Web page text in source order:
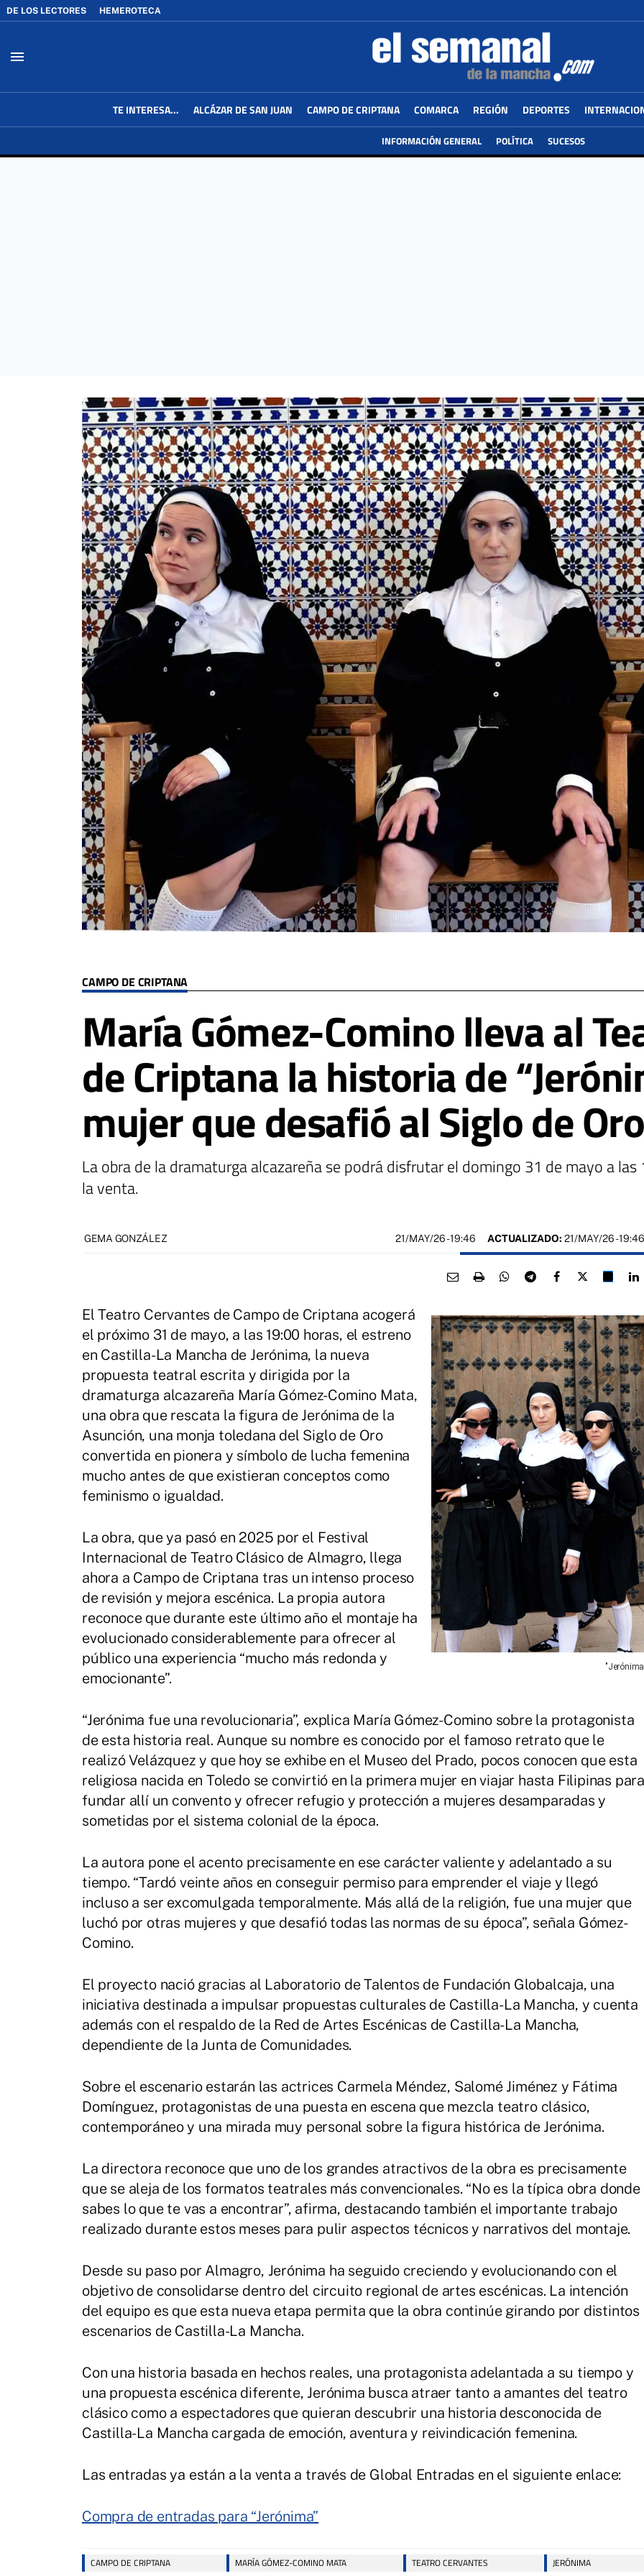
DE LOS LECTORES HEMEROTECA
menu
TE INTERESA... ALCÁZAR DE SAN JUAN CAMPO DE CRIPTANA COMARCA REGIÓN DEPORTES
INFORMACIÓN GENERAL POLÍTICA SUCESOS
CAMPO DE CRIPTANA
María Gómez-Comino lleva al
de Criptana la historia de
mujer que desafió al Siglo de Oro
La obra de la dramaturga alcazareña se podrá disfrutar el domingo 31 de mayo a
la venta.
GEMA GONZÁLEZ 21/MAY/26- 19:46 ACTUALIZADO: 21/MAY/26 - 19:46
El Teatro Cervantes de Campo de Criptana acogerá
el próximo 31 de mayo, a las 19:00 horas, el estreno
en Castilla-La Mancha de Jerónima, la nueva
propuesta teatral escrita y dirigida por la
dramaturga alcazareña María Gómez-Comino Mata,
una obra que rescata la figura de Jerónima de la
Asunción, una monja toledana del Siglo de Oro
convertida en pionera y símbolo de lucha femenina
mucho antes de que existieran conceptos como
feminismo o igualdad.
La obra, que ya pasó en 2025 por el Festival
Internacional de Teatro Clásico de Almagro, llega
ahora a Campo de Criptana tras un intenso proceso
de revisión y mejora escénica. La propia autora
reconoce que durante este último año el montaje ha
evolucionado considerablemente para ofrecer al
público una experiencia “mucho más redonda y
emocionante”.
“Jerónima fue una revolucionaria”, explica María Gómez-Comino sobre la protagonista
de esta historia real. Aunque su nombre es conocido por el famoso retrato que le
realizó Velázquez y que hoy se exhibe en el Museo del Prado, pocos conocen que esta
religiosa nacida en Toledo se convirtió en la primera mujer en viajar hasta Filipinas para
fundar allí un convento y ofrecer refugio y protección a mujeres desamparadas y
sometidas por el sistema colonial de la época.
La autora pone el acento precisamente en ese carácter valiente y adelantado a su
tiempo. “Tardó veinte años en conseguir permiso para emprender el viaje y llegó
incluso a ser excomulgada temporalmente. Más allá de la religión, fue una mujer que
luchó por otras mujeres y que desafió todas las normas de su época”, señala Gómez-
Comino.
El proyecto nació gracias al Laboratorio de Talentos de Fundación Globalcaja, una
iniciativa destinada a impulsar propuestas culturales de Castilla-La Mancha, y cuenta
además con el respaldo de la Red de Artes Escénicas de Castilla-La Mancha,
dependiente de la Junta de Comunidades.
Sobre el escenario estarán las actrices Carmela Méndez, Salomé Jiménez y Fátima
Domínguez, protagonistas de una puesta en escena que mezcla teatro clásico,
contemporáneo y una mirada muy personal sobre la figura histórica de Jerónima.
La directora reconoce que uno de los grandes atractivos de la obra es precisamente
que se aleja de los formatos teatrales más convencionales. “No es la típica obra donde
sabes lo que te vas a encontrar”, afirma, destacando también el importante trabajo
realizado durante estos meses para pulir aspectos técnicos y narrativos del montaje.
Desde su paso por Almagro, Jerónima ha seguido creciendo y evolucionando con el
objetivo de consolidarse dentro del circuito regional de artes escénicas. La intención
del equipo es que esta nueva etapa permita que la obra continúe girando por distintos
escenarios de Castilla-La Mancha.
Con una historia basada en hechos reales, una protagonista adelantada a su tiempo y
una propuesta escénica diferente, Jerónima busca atraer tanto a amantes del teatro
clásico como a espectadores que quieran descubrir una historia desconocida de
Castilla-La Mancha cargada de emoción, aventura y reivindicación femenina.
Las entradas ya están a la venta a través de Global Entradas en el siguiente enlace:
Compra de entradas para “Jerónima”
CAMPO DE CRIPTANA MARÍA GÓMEZ-COMINO MATA TEATRO CERVANTES JERÓNIMA